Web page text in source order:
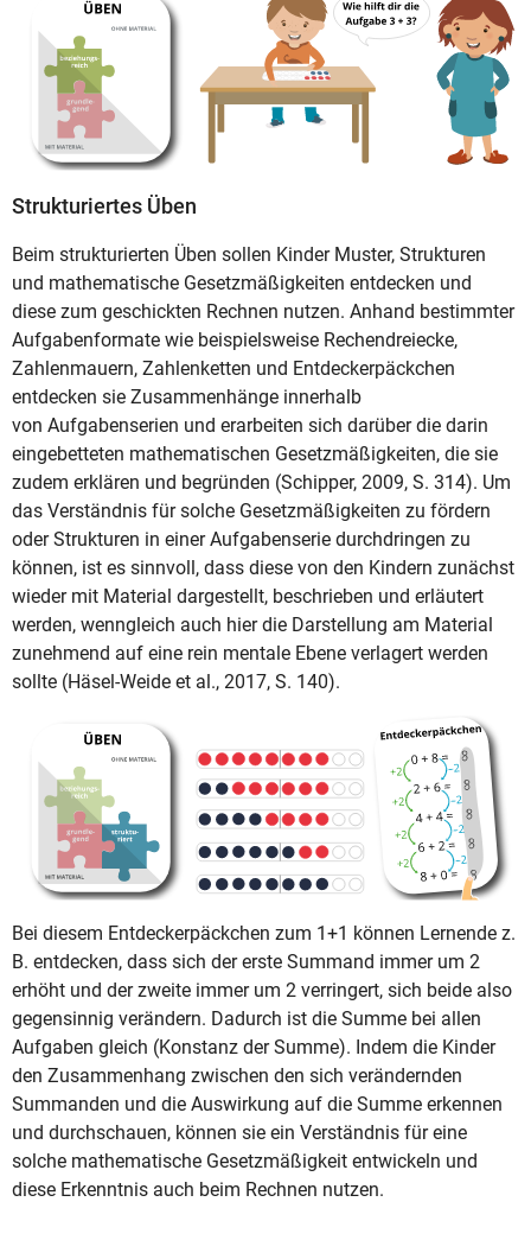
Strukturiertes Üben
Beim strukturierten Üben sollen Kinder Muster, Strukturen
und mathematische Gesetzmäßigkeiten entdecken und
diese zum geschickten Rechnen nutzen. Anhand bestimmter
Aufgabenformate wie beispielsweise Rechendreiecke,
Zahlenmauern, Zahlenketten und Entdeckerpäckchen
entdecken sie Zusammenhänge innerhalb
von Aufgabenserien und erarbeiten sich darüber die darin
eingebetteten mathematischen Gesetzmäßigkeiten, die sie
zudem erklären und begründen (Schipper, 2009, S. 314). Um
das Verständnis für solche Gesetzmäßigkeiten zu fördern
oder Strukturen in einer Aufgabenserie durchdringen zu
können, ist es sinnvoll, dass diese von den Kindern zunächst
wieder mit Material dargestellt, beschrieben und erläutert
werden, wenngleich auch hier die Darstellung am Material
zunehmend auf eine rein mentale Ebene verlagert werden
sollte (Häsel-Weide et al., 2017, S. 140).
Bei diesem Entdeckerpäckchen zum 1+1 können Lernende z.
B. entdecken, dass sich der erste Summand immer um 2
erhöht und der zweite immer um 2 verringert, sich beide also
gegensinnig verändern. Dadurch ist die Summe bei allen
Aufgaben gleich (Konstanz der Summe). Indem die Kinder
den Zusammenhang zwischen den sich verändernden
Summanden und die Auswirkung auf die Summe erkennen
und durchschauen, können sie ein Verständnis für eine
solche mathematische Gesetzmäßigkeit entwickeln und
diese Erkenntnis auch beim Rechnen nutzen.